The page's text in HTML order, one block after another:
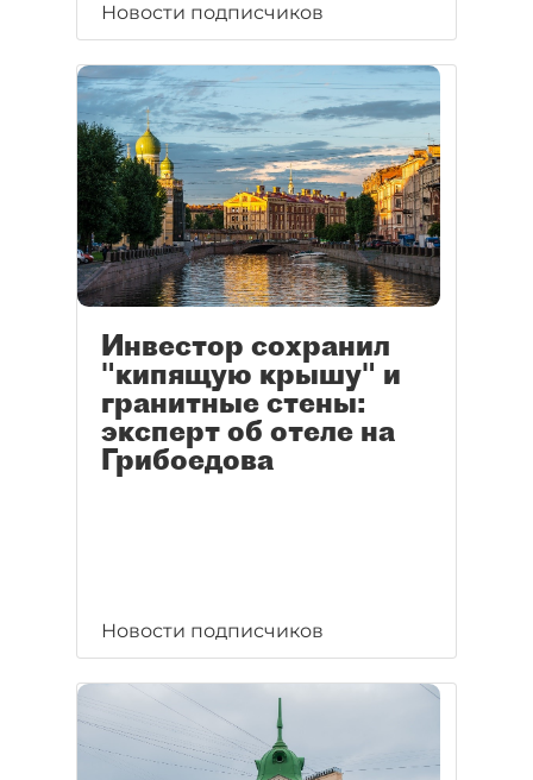
Новости подписчиков
Инвестор сохранил
"кипящую крышу" и
гранитные стены:
эксперт об отеле на
Грибоедова
Новости подписчиков